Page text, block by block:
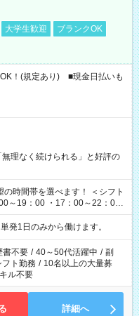
大学生歓迎
ブランクOK
！(規定あり) ■現金日払いも
理なく続けられる」と好評の
～19：00 ・17：00～22：00
6：00 など
発1日のみから働けます。
書不要 / 40～50代活躍中 / 副
フト勤務 / 10名以上の大量募
ル不要
詳細へ